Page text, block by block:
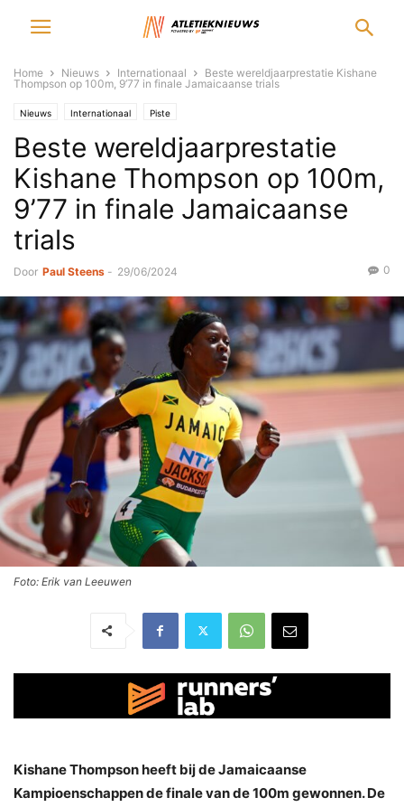
Home Nieuws Internationaal
Beste wereldjaarprestatie Kishane
Thompson op 100m, 9’77 in finale Jamaicaanse trials
Nieuws Internationaal Piste
Beste wereldjaarprestatie
Kishane Thompson op 100m,
9’77 in finale Jamaicaanse
trials
Door Paul Steens - 29/06/2024 0
Foto: Erik van Leeuwen
Kishane Thompson heeft bij de Jamaicaanse
Kampioenschappen de finale van de 100m gewonnen. De